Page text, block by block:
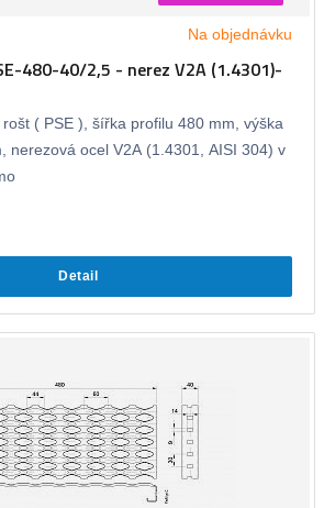
Na objednávku
480-40/2,5 - nerez V2A (1.4301)-
( PSE ), šířka profilu 480 mm, výška
nerezová ocel V2A (1.4301, AISI 304) v
Detail